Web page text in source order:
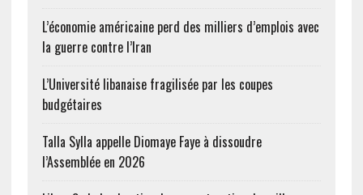
L’économie américaine perd des milliers d’emplois avec
la guerre contre l’Iran
L’Université libanaise fragilisée par les coupes
budgétaires
Talla Sylla appelle Diomaye Faye à dissoudre
l’Assemblée en 2026